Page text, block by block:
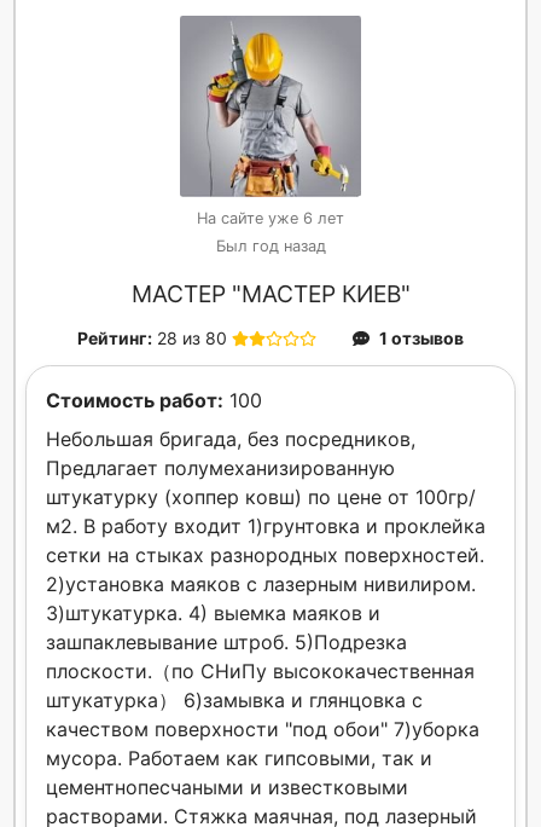
На сайте уже 6 лет
Был год назад
МАСТЕР "МАСТЕР КИЕВ"
Рейтинг: 28 из 80 1 отзывов
Стоимость работ: 100
Небольшая бригада, без посредников,
Предлагает полумеханизированную
штукатурку (хоппер ковш) по цене от 100гр/
м2. В работу входит 1)грунтовка и проклейка
сетки на стыках разнородных поверхностей.
2)установка маяков с лазерным нивилиром.
3)штукатурка. 4) выемка маяков и
зашпаклевывание штроб. 5)Подрезка
плоскости.（по СНиПу высококачественная
штукатурка） 6)замывка и глянцовка с
качеством поверхности "под обои" 7)уборка
мусора. Работаем как гипсовыми, так и
цементнопесчаными и известковыми
растворами. Стяжка маячная, под лазерный